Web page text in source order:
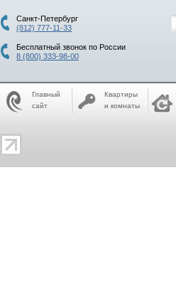
Санкт-Петербург
(812) 777-11-33
Бесплатный звонок по России
8 (800) 333-98-00
Главный
сайт
Квартиры
и комнаты